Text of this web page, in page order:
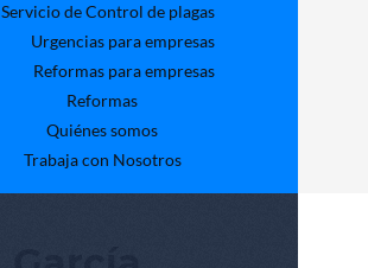
Servicio de Control de plagas
Urgencias para empresas
Reformas para empresas
Reformas
Quiénes somos
Trabaja con Nosotros